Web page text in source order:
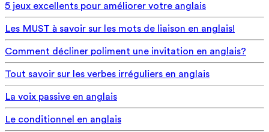
5 jeux excellents pour améliorer votre anglais
Les MUST à savoir sur les mots de liaison en anglais!
Comment décliner poliment une invitation en anglais?
Tout savoir sur les verbes irréguliers en anglais
La voix passive en anglais
Le conditionnel en anglais